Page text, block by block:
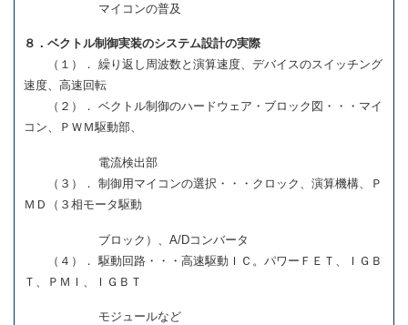
マイコンの普及
８．ベクトル制御実装のシステム設計の実際
（１）． 繰り返し周波数と演算速度、デバイスのスイッチング
速度、高速回転
（２）． ベクトル制御のハードウェア・ブロック図・・・マイ
コン、ＰＷＭ駆動部、
電流検出部
（３）． 制御用マイコンの選択・・・クロック、演算機構、Ｐ
ＭＤ（３相モータ駆動
ブロック）、A/Dコンバータ
（４）． 駆動回路・・・高速駆動ＩＣ。パワーＦＥＴ、ＩＧＢ
Ｔ、ＰＭＩ、ＩＧＢＴ
モジュールなど